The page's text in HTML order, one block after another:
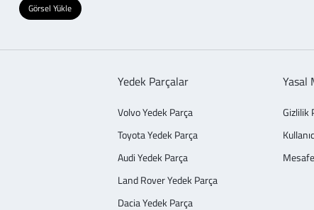
Görsel Yükle
Yedek Parçalar
Volvo Yedek Parça
Toyota Yedek Parça
Audi Yedek Parça
Land Rover Yedek Parça
Dacia Yedek Parça
Yasal
Gizlilik